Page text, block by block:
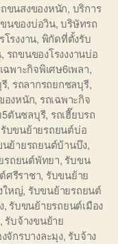
ขนสงของหนัก, บริการ
นของบ่อวิน,บริษัทรถ
รงงาน, พิกัดที่ตั้งรับ
, รถขนของโรงงงานบ่อ
พาะกิจพิเศษ6เพลา,
, รถลากรถยกชลบุรี,
องหนัก, รถเฉพาะกิจ
5ตันชลบุรี, รถเฮี๊ยบรถ
รับขนย้ายรถยนต์บ่อ
ย้ายรถยนต์บ้านบึง,
รถยนต์พัทยา, รับขน
ศรีราชา, รับขนย้าย
ใหญ่, รับขนย้ายรถยนต์
, รับขนย้ายรถยนต์เมือง
, รับจ้างขนย้าย
จักรบางละมุง, รับจ้าง